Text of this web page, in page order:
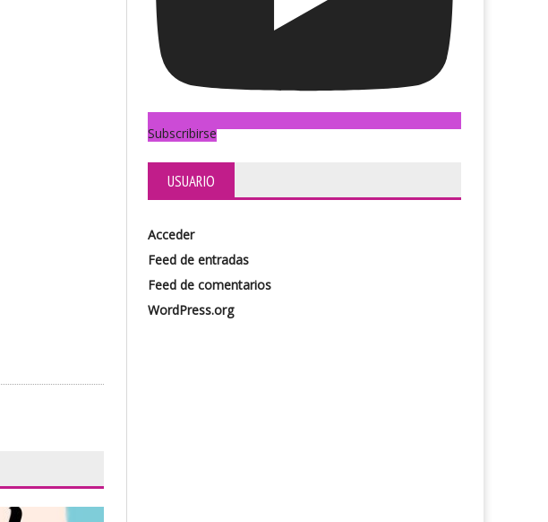
Subscribirse
USUARIO
Acceder
Feed de entradas
Feed de comentarios
WordPress.org